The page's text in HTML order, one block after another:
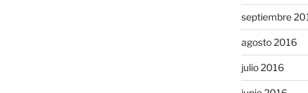
septiembre
agosto 2016
julio 2016